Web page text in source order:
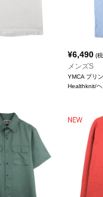
¥6,490 (
メンズS
YMCA プリ
Healthknit/ヘ